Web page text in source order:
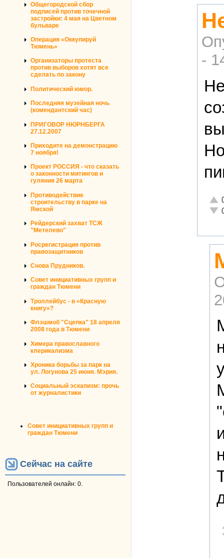
Общегородской сбор
подписей против точечной
застройки: 4 мая на Цветном
бульваре
Операция «Оккупируй
Тюмень»
Организаторы протеста
против выборов хотят все
сделать по закону
Политический юмор.
Последняя музейная ночь
(комендантский час)
ПРИГОВОР НЮРНБЕРГА
27.12.2007
Приходите на демонстрацию
7 ноября!
Проект РОССИЯ - что сказать
о законности митингов и
гуляния 26 марта
Противодействие
строительству в парке на
Ямской
Рейдерский захват ТСЖ
"Метелево"
Росрегистрация против
правозащитников
Снова Прудников.
Совет инициативных групп и
граждан Тюмени
Троллейбус - в «Красную
книгу»?
Флэшмоб "Сцепка" 18 апреля
2008 года в Тюмени
Химера православного
клерикализма
Хроника борьбы за парк на
ул. Логунова 25 июня. Мэрия.
Социальный эскапизм: прочь
от журналистики
Совет инициативных групп и
граждан Тюмени
Сейчас на сайте
Пользователей онлайн: 0.
-